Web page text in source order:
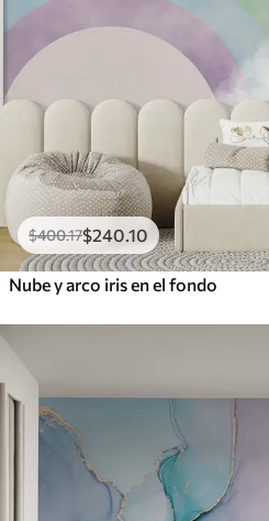
$400.17$240.10
Nube y arco iris en el fondo